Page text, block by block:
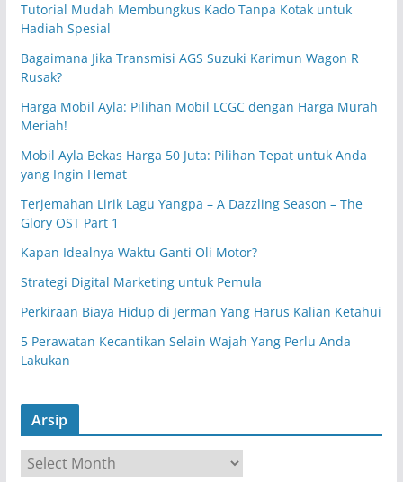
Tutorial Mudah Membungkus Kado Tanpa Kotak untuk
Hadiah Spesial
Bagaimana Jika Transmisi AGS Suzuki Karimun Wagon R
Rusak?
Harga Mobil Ayla: Pilihan Mobil LCGC dengan Harga Murah
Meriah!
Mobil Ayla Bekas Harga 50 Juta: Pilihan Tepat untuk Anda
yang Ingin Hemat
Terjemahan Lirik Lagu Yangpa – A Dazzling Season – The
Glory OST Part 1
Kapan Idealnya Waktu Ganti Oli Motor?
Strategi Digital Marketing untuk Pemula
Perkiraan Biaya Hidup di Jerman Yang Harus Kalian Ketahui
5 Perawatan Kecantikan Selain Wajah Yang Perlu Anda
Lakukan
Arsip